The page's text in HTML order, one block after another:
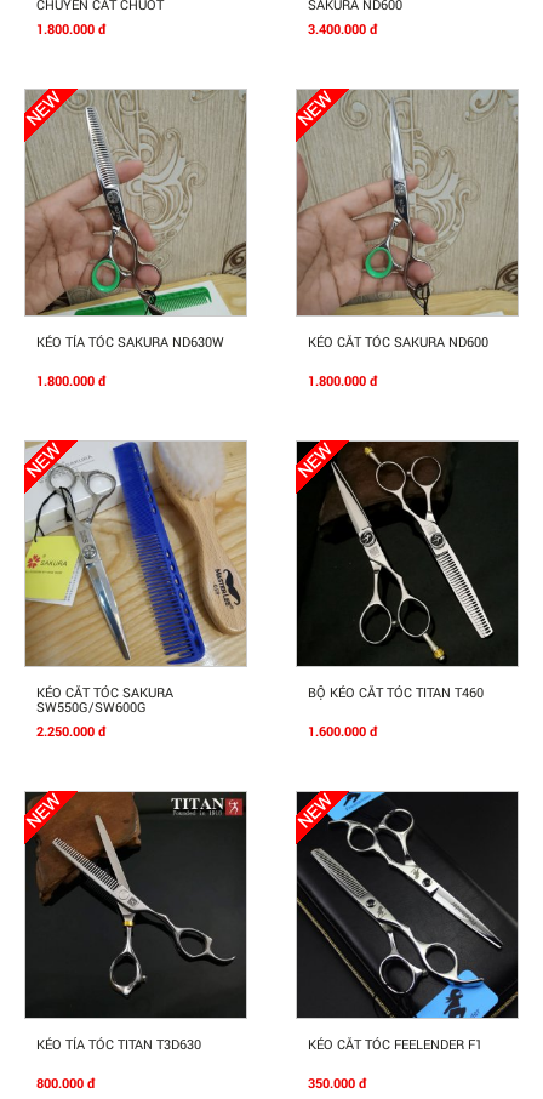
CHUYÊN CẮT CHUỐT
1.800.000 đ
SAKURA ND600
3.400.000 đ
Mua Ngay
KÉO TỈA TÓC SAKURA ND630W
1.800.000 đ
Mua Ngay
KÉO CẮT TÓC SAKURA ND600
1.800.000 đ
Mua Ngay
KÉO CẮT TÓC SAKURA
SW550G/SW600G
2.250.000 đ
Mua Ngay
BỘ KÉO CẮT TÓC TITAN T460
1.600.000 đ
Mua Ngay
KÉO TỈA TÓC TITAN T3D630
800.000 đ
Mua Ngay
KÉO CẮT TÓC FEELENDER F1
350.000 đ